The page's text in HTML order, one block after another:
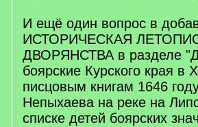
И ещё один вопрос в
ИСТОРИЧЕСКАЯ
ДВОРЯНСТВА в разделе
боярские Курского края в
писцовым книгам 1646
Непыхаева на реке на
списке детей боярских